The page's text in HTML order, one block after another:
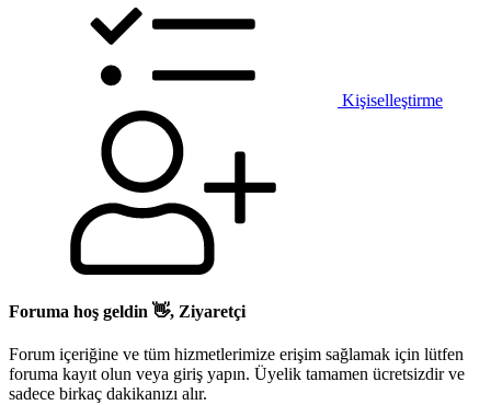
Kişiselleştirme
Foruma hoş geldin 👋, Ziyaretçi
Forum içeriğine ve tüm hizmetlerimize erişim sağlamak için lütfen
foruma kayıt olun veya giriş yapın. Üyelik tamamen ücretsizdir ve
sadece birkaç dakikanızı alır.